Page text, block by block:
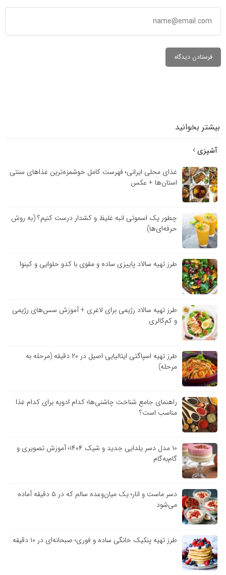
بیشتر بخوانید
آشپزی
غذای محلی ایرانی؛ فهرست کامل خوشمزه‌ترین غذاهای سنتی
استان‌ها + عکس
چطور یک اسموتی انبه غلیظ و کشدار درست کنیم؟ (به روش
حرفه‌ای‌ها)
طرز تهیه سالاد پاییزی ساده و مقوی با کدو حلوایی و کینوا
طرز تهیه سالاد رژیمی برای لاغری + آموزش سس‌های رژیمی
و کم‌کالری
طرز تهیه اسپاگتی ایتالیایی اصیل در ۲۰ دقیقه (مرحله به
مرحله)
راهنمای جامع شناخت چاشنی‌ها؛ کدام ادویه برای کدام غذا
مناسب است؟
۱۰ مدل دسر یلدایی جدید و شیک ۱۴۰۴؛ آموزش تصویری و
گام‌به‌گام
دسر ماست و انار؛ یک میان‌وعده سالم که در ۵ دقیقه آماده
می‌شود
طرز تهیه پنکیک خانگی ساده و فوری؛ صبحانه‌ای در ۱۰ دقیقه